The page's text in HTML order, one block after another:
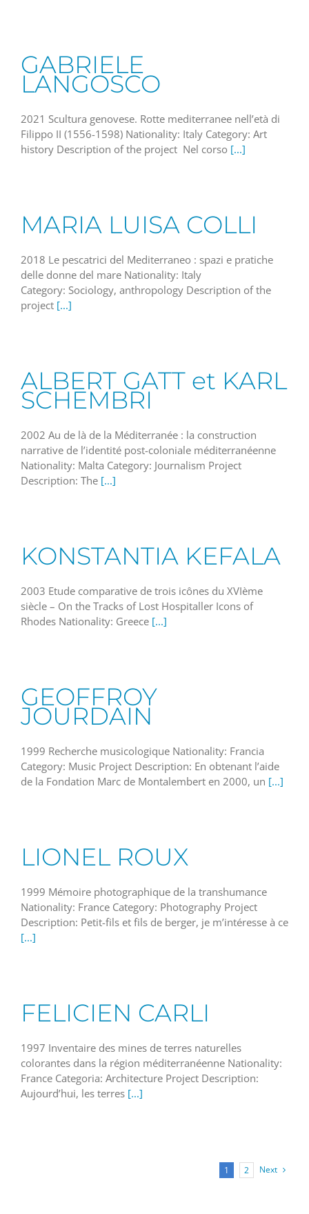
GABRIELE
LANGOSCO
2021 Scultura genovese. Rotte mediterranee nell’età di
Filippo II (1556-1598) Nationality: Italy Category: Art
history Description of the project Nel corso [...]
MARIA LUISA COLLI
2018 Le pescatrici del Mediterraneo : spazi e pratiche
delle donne del mare Nationality: Italy
Category: Sociology, anthropology Description of the
project [...]
ALBERT GATT et KARL
SCHEMBRI
2002 Au de là de la Méditerranée : la construction
narrative de l’identité post-coloniale méditerranéenne
Nationality: Malta Category: Journalism Project
Description: The [...]
KONSTANTIA KEFALA
2003 Etude comparative de trois icônes du XVIème
siècle – On the Tracks of Lost Hospitaller Icons of
Rhodes Nationality: Greece [...]
GEOFFROY
JOURDAIN
1999 Recherche musicologique Nationality: Francia
Category: Music Project Description: En obtenant l’aide
de la Fondation Marc de Montalembert en 2000, un [...]
LIONEL ROUX
1999 Mémoire photographique de la transhumance
Nationality: France Category: Photography Project
Description: Petit-fils et fils de berger, je m’intéresse à ce
[...]
FELICIEN CARLI
1997 Inventaire des mines de terres naturelles
colorantes dans la région méditerranéenne Nationality:
France Categoria: Architecture Project Description:
Aujourd’hui, les terres [...]
1 2 Next